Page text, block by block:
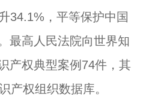
34.1%，平等保护中国
最高人民法院向世界知
产权典型案例74件，其
产权组织数据库。